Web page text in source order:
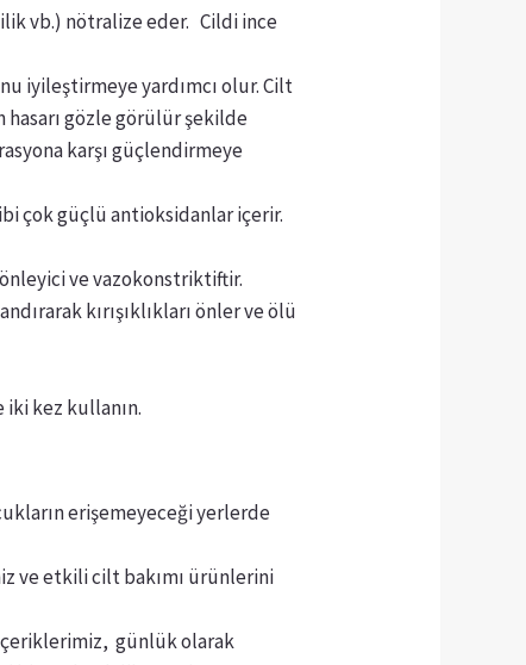
vb.) nötralize eder. Cildi ince
iyileştirmeye yardımcı olur. Cilt
hasarı gözle görülür şekilde
karşı güçlendirmeye
çok güçlü antioksidanlar içerir.
önleyici ve vazokonstriktiftir.
kırışıklıkları önler ve ölü
iki kez kullanın.
erişemeyeceği yerlerde
ve etkili cilt bakımı ürünlerini
günlük olarak